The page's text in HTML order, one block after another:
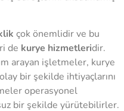
çok önemlidir ve bu
de kurye hizmetleridir.
arayan işletmeler, kurye
bir şekilde ihtiyaçlarını
operasyonel
bir şekilde yürütebilirler.